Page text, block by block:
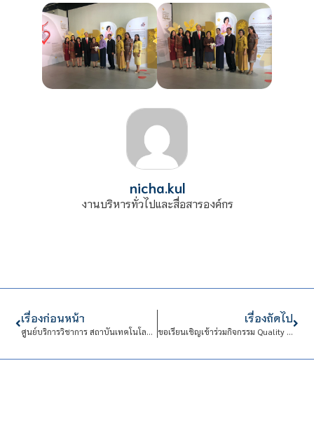
nicha.kul
งานบริหารทั่วไปและสื่อสารองค์กร
เรื่องก่อนหน้า
ศูนย์บริการวิชาการ สถาบันเทคโนโลยีจิตรลดา เปิดอบรมหลักสูตรระยะสั้น “สร้างความรู้ สร้างอาชีพ กับจิตรลดาอาหารคาว-หวาน”
เรื่องถัดไป
ขอเรียนเชิญเข้าร่วมกิจกรรม Quality Day 2024: Process Design and management